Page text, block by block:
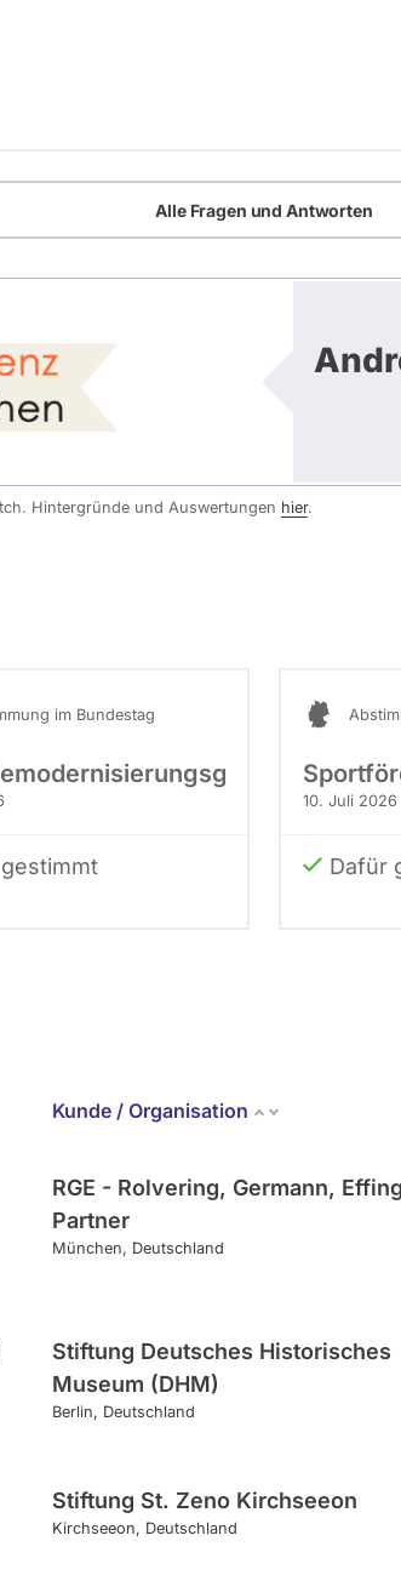
Alle Fragen und Antworten
Hintergründe und Auswertungen hier.
im Bundestag
10. Juli 2026
Dafür
Kunde / Organisation
RGE - Rolvering, Germann,
Partner
München Deutschland
Stiftung Deutsches Historisches
Museum (DHM)
Berlin Deutschland
Stiftung St. Zeno Kirchseeon
Kirchseeon Deutschland